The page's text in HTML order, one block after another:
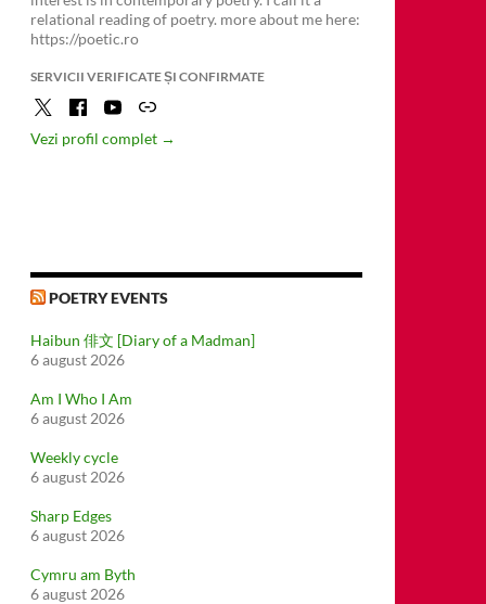
relational reading of poetry. more about me here:
https://poetic.ro
SERVICII VERIFICATE ȘI CONFIRMATE
Vezi profil complet →
POETRY EVENTS
Haibun 俳文 [Diary of a Madman]
6 august 2026
Am I Who I Am
6 august 2026
Weekly cycle
6 august 2026
Sharp Edges
6 august 2026
Cymru am Byth
6 august 2026